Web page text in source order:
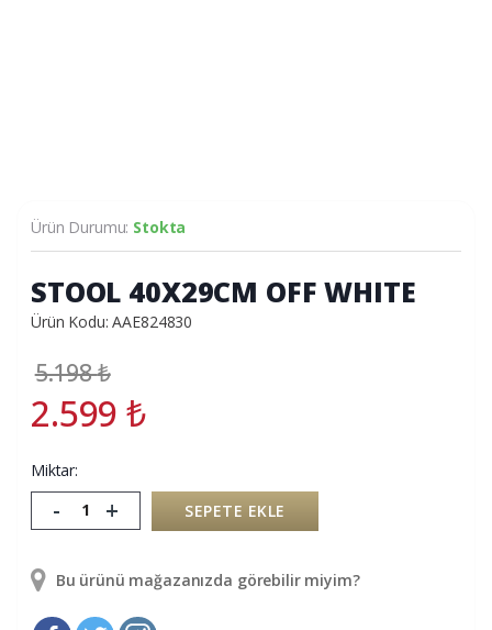
Ürün Durumu: Stokta
STOOL 40X29CM OFF WHITE
Ürün Kodu: AAE824830
5.198₺
2.599₺
Miktar:
- + SEPETE EKLE
Bu ürünü mağazanızda görebilir miyim?